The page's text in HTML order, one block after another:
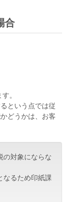
合
。
という点では従
どうかは、お客
の対象にならな
なるため印紙課